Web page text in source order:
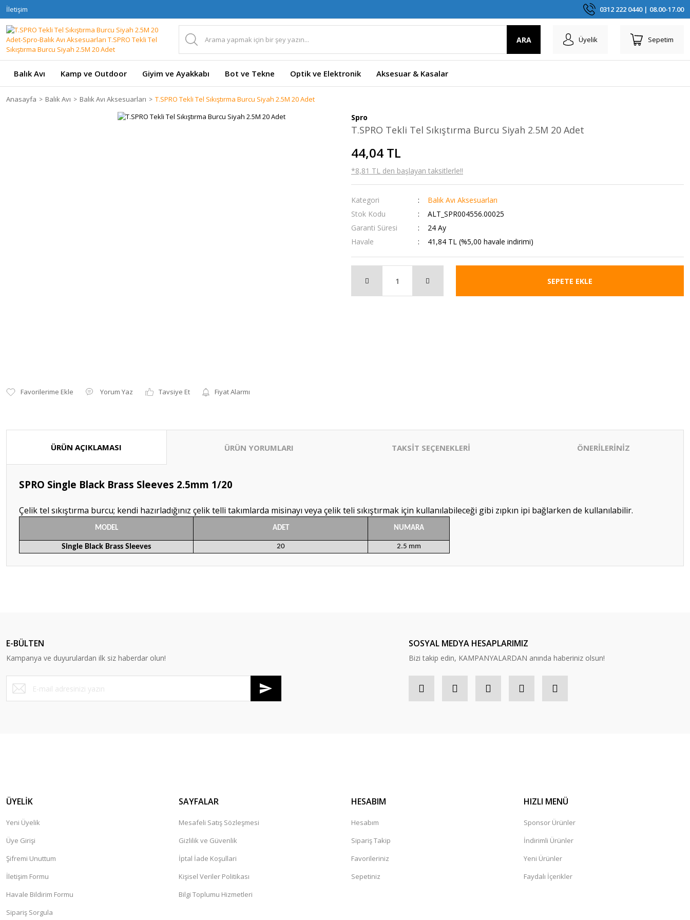
İletişim 0312 222 0440 | 08.00-17.00
ARA Üyelik Sepetim
Balık Avı Kamp ve Outdoor Giyim ve Ayakkabı Bot ve Tekne Optik ve Elektronik Aksesuar & Kasalar
Anasayfa Balık Avı Balık Avı Aksesuarları T.SPRO Tekli Tel Sıkıştırma Burcu Siyah 2.5M 20 Adet
Yorum Yaz Tavsiye Et Fiyat Alarmı
Spro
T.SPRO Tekli Tel Sıkıştırma Burcu Siyah 2.5M 20 Adet
44,04 TL
*8,81 TL den başlayan taksitlerle!!
Kategori
Balık Avı Aksesuarları
Stok Kodu
ALT_SPR004556.00025
Garanti Süresi
24 Ay
Havale
41,84 TL (%5,00 havale indirimi)
SEPETE EKLE
ÜRÜN AÇIKLAMASI ÜRÜN YORUMLARI TAKSİT SEÇENEKLERİ ÖNERİLERİNİZ
SPRO Single Black Brass Sleeves 2.5mm 1/20
Çelik tel sıkıştırma burcu; kendi hazırladığınız çelik telli takımlarda misinayı veya çelik teli sıkıştırmak için kullanılabileceği gibi zıpkın ipi bağlarken de kullanılabilir.
MODEL ADET NUMARA
Single Black Brass Sleeves 20 2.5 mm
Ürün bilgilerinde hatalar bulunuyor.
Ürün fiyatı diğer sitelerden daha pahalı.
Bu ürüne benzer farklı alternatifler olmalı.
E-BÜLTEN
Kampanya ve duyurulardan ilk siz haberdar olun!
SOSYAL MEDYA HESAPLARIMIZ
Bizi takip edin, KAMPANYALARDAN anında haberiniz olsun!
ÜYELİK
Yeni Üyelik
Üye Girişi
Şifremi Unuttum
İletişim Formu
Havale Bildirim Formu
Sipariş Sorgula
SAYFALAR
Mesafeli Satış Sözleşmesi
Gizlilik ve Güvenlik
İptal İade Koşullari
Kişisel Veriler Politikası
Bilgi Toplumu Hizmetleri
HESABIM
Hesabım
Sipariş Takip
Favorileriniz
Sepetiniz
HIZLI MENÜ
Sponsor Ürünler
İndirimli Ürünler
Yeni Ürünler
Faydalı İçerikler